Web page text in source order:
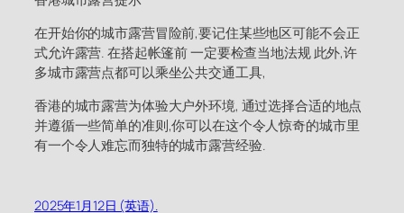
在开始你的城市露营冒险前,要记住某些地区可能不会正
式允许露营. 在搭起帐篷前 一定要检查当地法规 此外,许
多城市露营点都可以乘坐公共交通工具,
香港的城市露营为体验大户外环境, 通过选择合适的地点
并遵循一些简单的准则,你可以在这个令人惊奇的城市里
有一个令人难忘而独特的城市露营经验.
2025年1月12日 (英语).